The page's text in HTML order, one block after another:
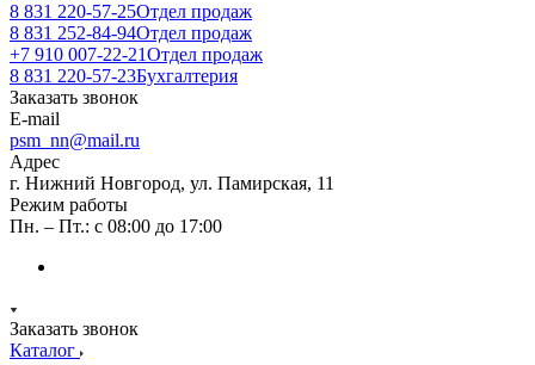
8 831 220-57-25Отдел продаж
8 831 252-84-94Отдел продаж
+7 910 007-22-21Отдел продаж
8 831 220-57-23Бухгалтерия
Заказать звонок
E-mail
psm_nn@mail.ru
Адрес
г. Нижний Новгород, ул. Памирская, 11
Режим работы
Пн. – Пт.: с 08:00 до 17:00
Заказать звонок
Каталог